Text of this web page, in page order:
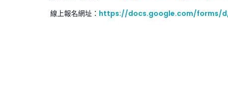
線上報名網址： https://docs.google.com/forms/d/